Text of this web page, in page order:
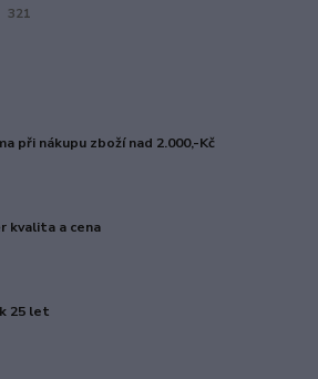
321
při nákupu zboží nad 2.000,-Kč
kvalita a cena
25 let